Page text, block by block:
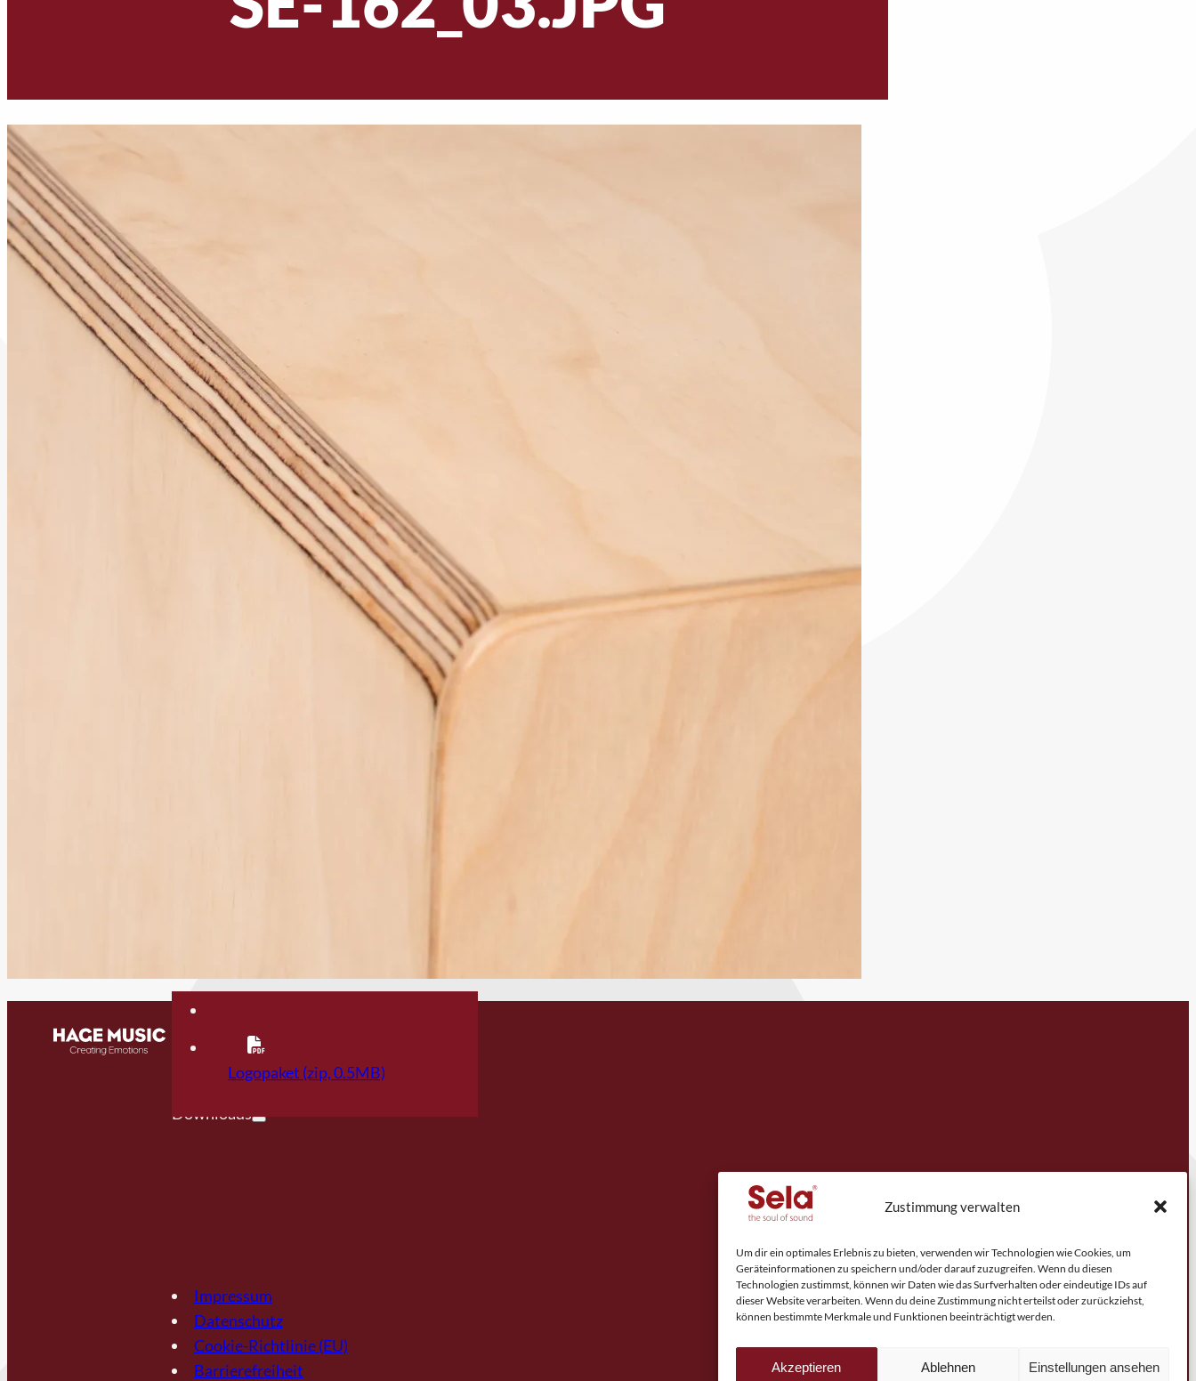
Zustimmung verwalten
Um dir ein optimales Erlebnis zu bieten, verwenden wir Technologien wie Cookies, um
Geräteinformationen zu speichern und/oder darauf zuzugreifen. Wenn du diesen
Technologien zustimmst, können wir Daten wie das Surfverhalten oder eindeutige IDs auf
dieser Website verarbeiten. Wenn du deine Zustimmung nicht erteilst oder zurückziehst,
können bestimmte Merkmale und Funktionen beeinträchtigt werden.
Akzeptieren Ablehnen Einstellungen ansehen
Kontakt
Downloads
Logopaket (zip, 0.5MB)
Impressum
Datenschutz
Cookie-Richtlinie (EU)
Barrierefreiheit